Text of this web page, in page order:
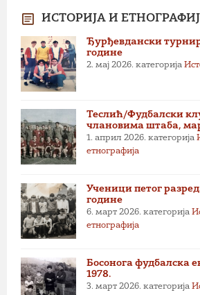
ИСТОРИЈА И
Ђурђевдански
године
2. мај 2026. категорија
Теслић/Фудбалски
члановима штаба,
1. април 2026. категорија
етнографија
Ученици петог
године
6. март 2026. категорија
етнографија
Босонога фудбалска
1978.
3. март 2026. категорија